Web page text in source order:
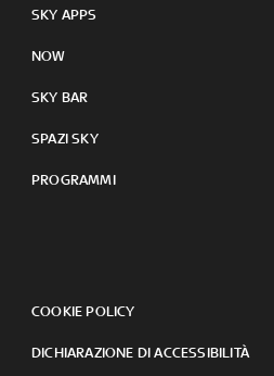
SKY APPS
NOW
SKY BAR
SPAZI SKY
PROGRAMMI
COOKIE POLICY
DICHIARAZIONE DI ACCESSIBILITÀ